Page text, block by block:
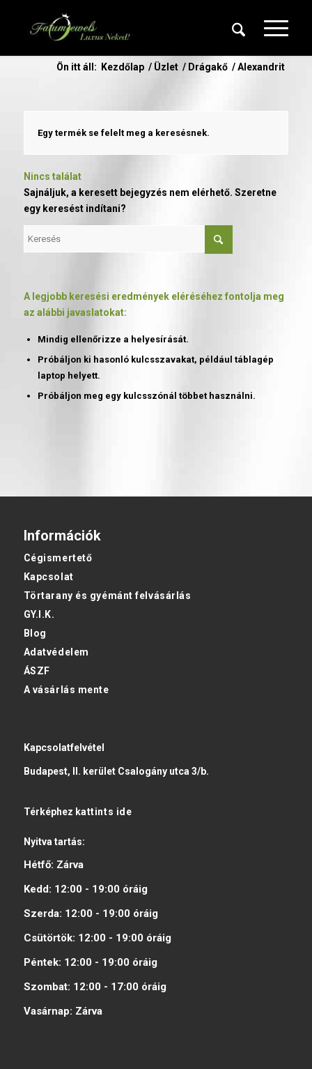
Ön itt áll: Kezdőlap / Üzlet / Drágakő / Alexandrit
Egy termék se felelt meg a keresésnek.
Nincs találat
Sajnáljuk, a keresett bejegyzés nem elérhető. Szeretne
egy keresést indítani?
A legjobb keresési eredmények eléréséhez fontolja meg
az alábbi javaslatokat:
Mindig ellenőrizze a helyesírását.
Próbáljon ki hasonló kulcsszavakat, például táblagép
laptop helyett.
Próbáljon meg egy kulcsszónál többet használni.
Információk
Cégismertető
Kapcsolat
Törtarany és gyémánt felvásárlás
GY.I.K.
Blog
Adatvédelem
ÁSZF
A vásárlás mente
Kapcsolatfelvétel
Budapest, II. kerület Csalogány utca 3/b.
Térképhez kattints ide
Nyitva tartás:
Hétfő: Zárva
Kedd: 12:00 - 19:00 óráig
Szerda: 12:00 - 19:00 óráig
Csütörtök: 12:00 - 19:00 óráig
Péntek: 12:00 - 19:00 óráig
Szombat: 12:00 - 17:00 óráig
Vasárnap: Zárva